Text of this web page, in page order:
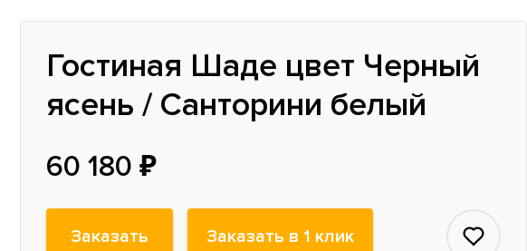
Гостиная Шаде цвет Черный
ясень / Санторини белый
60 180 ₽
Заказать Заказать в 1 клик